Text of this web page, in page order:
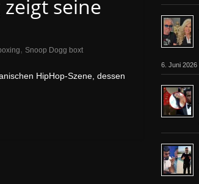
seine
, Snoop Dogg boxt
HipHop-Szene, dessen
6. Juni 2026